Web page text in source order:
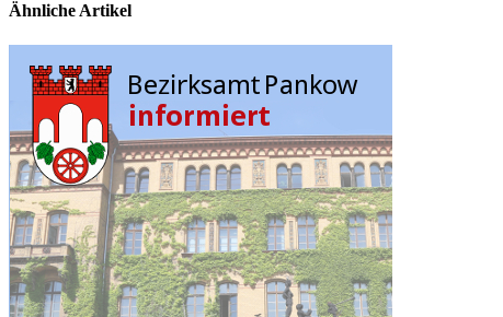
Ähnliche Artikel